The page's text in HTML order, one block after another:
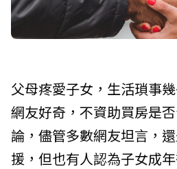
父母疼愛子女，生活瑣事
網友好奇，不資助買房是
論，儘管多數網友坦言，
援，但也有人認為子女成